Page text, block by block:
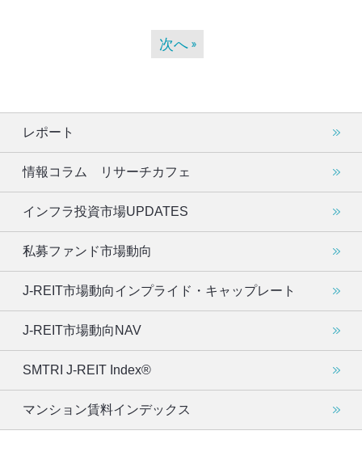
次へ
レポート
情報コラム リサーチカフェ
インフラ投資市場UPDATES
私募ファンド市場動向
J-REIT市場動向インプライド・キャップレート
J-REIT市場動向NAV
SMTRI J-REIT Index®
マンション賃料インデックス